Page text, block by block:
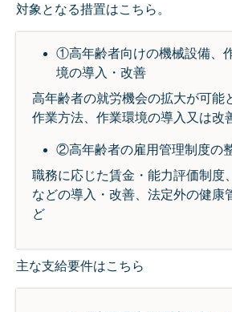
対象となる措置はこちら。
①高年齢者向けの機械設備、
境の導入・改善
高年齢者の就労機会の拡大が可能
作業方法、作業環境の導入又は改
②高年齢者の雇用管理制度の
職務に応じた賃金・能力評価制度
などの導入・改善、法定外の健康
ど
主な支給要件はこちら